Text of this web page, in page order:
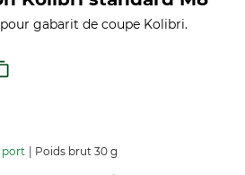
gabarit de coupe Kolibri.
port Poids brut 30 g